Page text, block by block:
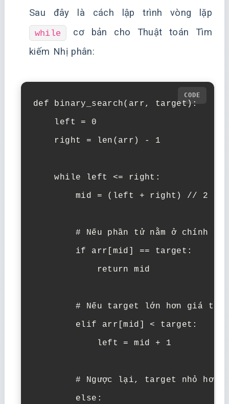
Sau đây là cách lập trình vòng lặp
while
cơ bản cho Thuật toán Tìm
kiếm Nhị phân:
def binary_search(arr, target):
    left = 0
    right = len(arr) - 1
    while left <= right:
        mid = (left + right) // 2
# Nếu phần tử nằm ở chính
        if arr[mid] == target:
            return mid
# Nếu target lớn hơn giá
        elif arr[mid] < target:
            left = mid + 1
# Ngược lại, target nhỏ hơn
        else: